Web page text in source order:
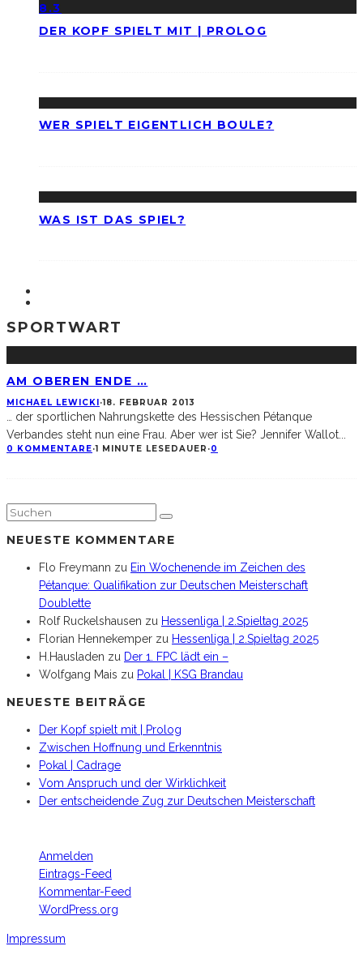
8.3
DER KOPF SPIELT MIT | PROLOG
WER SPIELT EIGENTLICH BOULE?
WAS IST DAS SPIEL?
SPORTWART
AM OBEREN ENDE …
MICHAEL LEWICKI ·18. FEBRUAR 2013
… der sportlichen Nahrungskette des Hessischen Pétanque
Verbandes steht nun eine Frau. Aber wer ist Sie? Jennifer Wallot...
0 KOMMENTARE·1 MINUTE LESEDAUER ·0
NEUESTE KOMMENTARE
Flo Freymann zu Ein Wochenende im Zeichen des
Pétanque: Qualifikation zur Deutschen Meisterschaft
Doublette
Rolf Ruckelshausen zu Hessenliga | 2.Spieltag 2025
Florian Hennekemper zu Hessenliga | 2.Spieltag 2025
H.Hausladen zu Der 1. FPC lädt ein –
Wolfgang Mais zu Pokal | KSG Brandau
NEUESTE BEITRÄGE
Der Kopf spielt mit | Prolog
Zwischen Hoffnung und Erkenntnis
Pokal | Cadrage
Vom Anspruch und der Wirklichkeit
Der entscheidende Zug zur Deutschen Meisterschaft
Anmelden
Eintrags-Feed
Kommentar-Feed
WordPress.org
Impressum